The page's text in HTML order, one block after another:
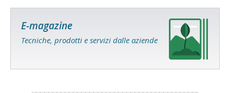
E-magazine
Tecniche, prodotti e servizi dalle aziende